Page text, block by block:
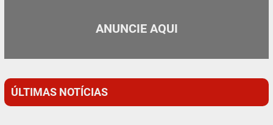
ANUNCIE AQUI
ÚLTIMAS NOTÍCIAS